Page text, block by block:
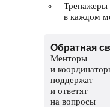
Тренажеры
в каждом
Обратная
Менторы
и
поддержат
и ответят
на вопросы